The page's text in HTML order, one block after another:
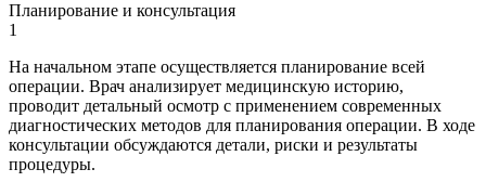
Планирование и консультация
1
На начальном этапе осуществляется планирование всей
операции. Врач анализирует медицинскую историю,
проводит детальный осмотр с применением современных
диагностических методов для планирования операции. В ходе
консультации обсуждаются детали, риски и результаты
процедуры.